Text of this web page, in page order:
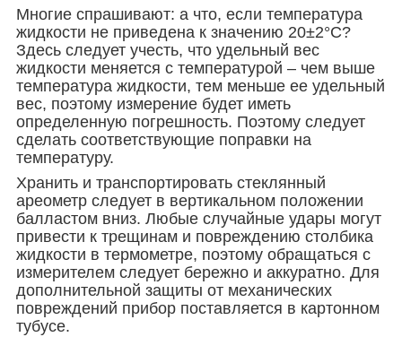
Многие спрашивают: а что, если температура
жидкости не приведена к значению 20±2°С?
Здесь следует учесть, что удельный вес
жидкости меняется с температурой – чем выше
температура жидкости, тем меньше ее удельный
вес, поэтому измерение будет иметь
определенную погрешность. Поэтому следует
сделать соответствующие поправки на
температуру.
Хранить и транспортировать стеклянный
ареометр следует в вертикальном положении
балластом вниз. Любые случайные удары могут
привести к трещинам и повреждению столбика
жидкости в термометре, поэтому обращаться с
измерителем следует бережно и аккуратно. Для
дополнительной защиты от механических
повреждений прибор поставляется в картонном
тубусе.